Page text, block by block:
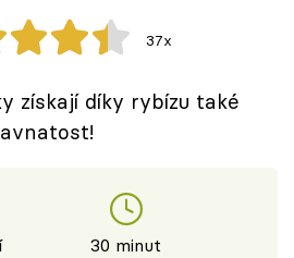
37x
získají díky rybízu také
30 minut